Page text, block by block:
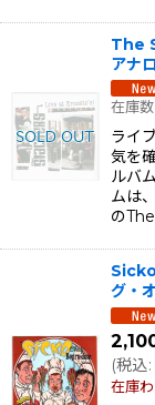
The
アナ
在庫
ライ
気を
ルバ
ムは
の
グ・
(税込:
在庫